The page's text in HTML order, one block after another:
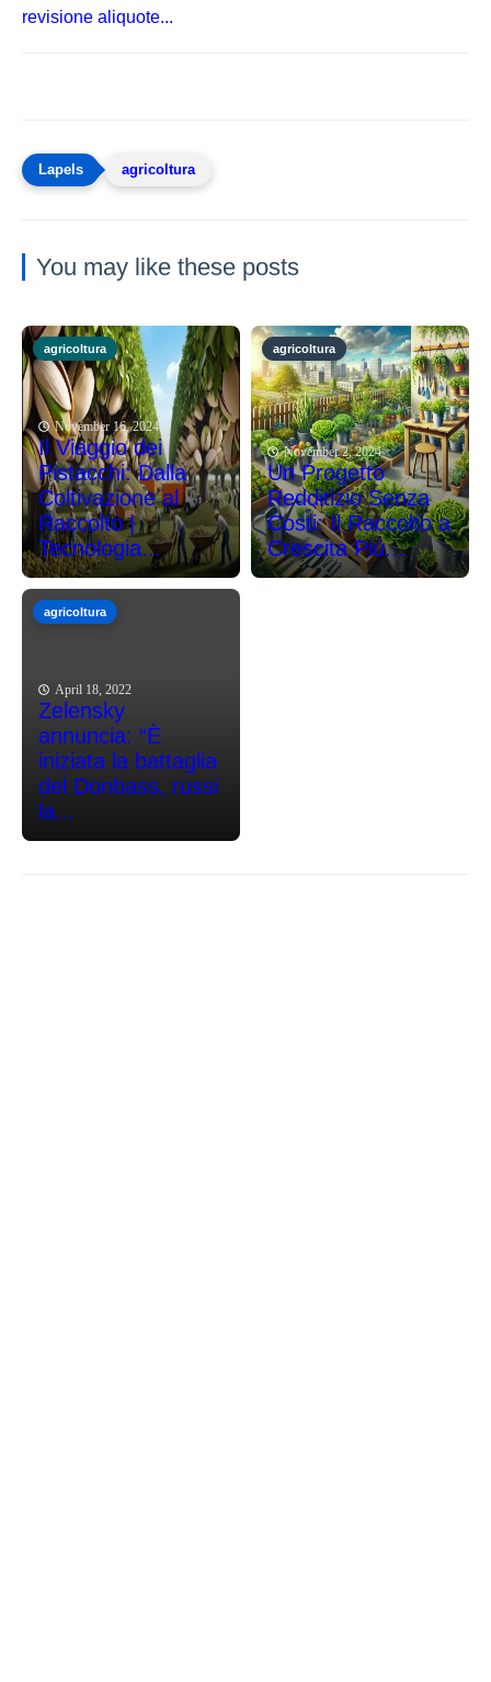
revisione aliquote...
agricoltura
You may like these posts
agricoltura
November 16, 2024
Il Viaggio dei
Pistacchi: Dalla
Coltivazione al
Raccolto |
Tecnologia...
agricoltura
November 2, 2024
Un Progetto
Redditizio Senza
Costi: Il Raccolto a
Crescita Più...
agricoltura
April 18, 2022
Zelensky
annuncia: “È
iniziata la battaglia
del Donbass, russi
la...